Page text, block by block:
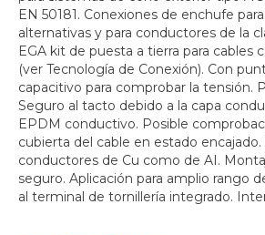
EN 50181. Conexiones de enchufe
alternativas y para conductores de la
EGA kit de puesta a tierra para cables
(ver Tecnología de Conexión). Con
capacitivo para comprobar la tensión.
Seguro al tacto debido a la capa
EPDM conductivo. Posible
cubierta del cable en estado encajado.
conductores de Cu como de AI.
seguro. Aplicación para amplio rango
al terminal de tornillería integrado.